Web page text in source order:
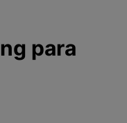
para